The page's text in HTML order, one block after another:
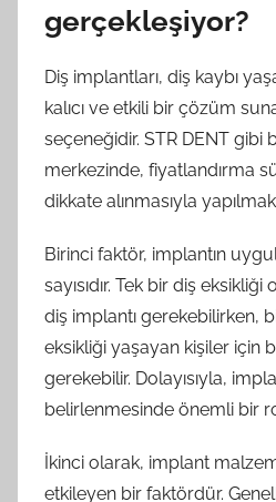
gerçekleşiyor?
Diş implantları, diş kaybı
kalıcı ve etkili bir çözüm
seçeneğidir. STR DENT gibi
merkezinde, fiyatlandırma
dikkate alınmasıyla
Birinci faktör, implantın
sayısıdır. Tek bir diş
diş implantı gerekebilirken,
eksikliği yaşayan kişiler için
gerekebilir. Dolayısıyla,
belirlenmesinde önemli bir
İkinci olarak, implant
etkileyen bir faktördür.